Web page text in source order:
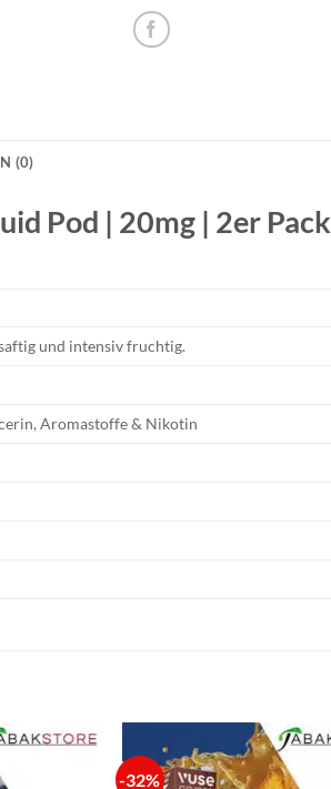
(0)
Pod | 20mg | 2er Pack
und intensiv fruchtig.
Aromastoffe & Nikotin
-32%